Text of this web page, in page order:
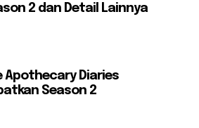
2 dan Detail Lainnya
Apothecary Diaries
Season 2